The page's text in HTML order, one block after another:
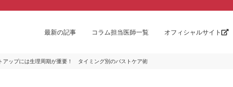
最新の記事 コラム担当医師一覧 オフィシャルサイト
アップには生理周期が重要！ タイミング別のバストケア術